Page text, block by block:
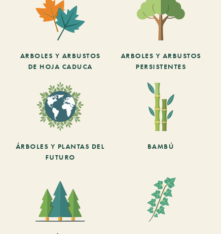
ARBOLES Y ARBUSTOS
DE HOJA CADUCA
ARBOLES Y ARBUSTOS
PERSISTENTES
ÁRBOLES Y PLANTAS DEL
FUTURO
BAMBÚ